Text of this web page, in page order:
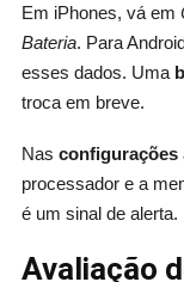
Em iPhones, vá em
Bateria. Para
esses dados. Uma
troca em breve.
Nas configurações
processador e a
é um sinal de alerta.
Avaliação